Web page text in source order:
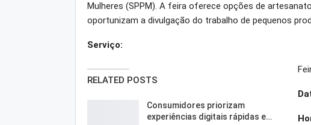
Mulheres (SPPM). A feira oferece opções de
oportunizam a divulgação do trabalho de pequenos
Serviço:
RELATED POSTS
Consumidores priorizam
experiências digitais rápidas e…